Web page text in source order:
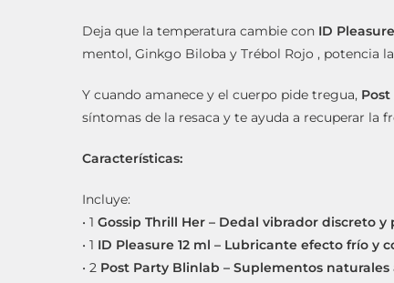
Deja que la temperatura cambie con ID Pleasure
mentol, Ginkgo Biloba y Trébol Rojo , potencia
Y cuando amanece y el cuerpo pide tregua,
síntomas de la resaca y te ayuda a recuperar la
Características:
Incluye:
• 1Gossip Thrill Her – Dedal vibrador discreto y
• 1 ID Pleasure 12 ml – Lubricante efecto frío y
• 2 Post Party Blinlab – Suplementos